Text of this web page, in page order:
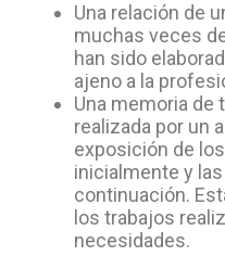
Una relación de
muchas veces
han sido
ajeno a la
Una memoria de
realizada por un
exposición de
inicialmente y
continuación.
los trabajos
necesidades.